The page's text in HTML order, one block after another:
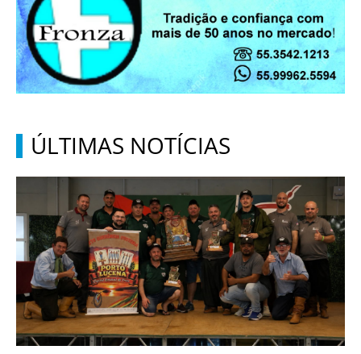
ÚLTIMAS NOTÍCIAS